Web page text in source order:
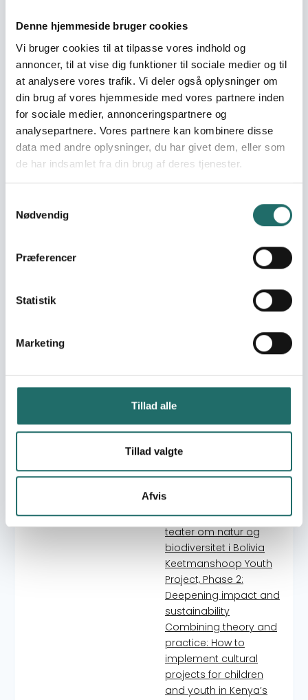
Denne hjemmeside bruger cookies
Vi bruger cookies til at tilpasse vores indhold og
annoncer, til at vise dig funktioner til sociale medier og til
at analysere vores trafik. Vi deler også oplysninger om
din brug af vores hjemmeside med vores partnere inden
for sociale medier, annonceringspartnere og
analysepartnere. Vores partnere kan kombinere disse
data med andre oplysninger, du har givet dem, eller som
de har indsamlet fra din brug af deres tjenester.
Nødvendig
Præferencer
Statistik
Marketing
Tillad alle
Tillad valgte
Afvis
børnehøjde
Tangaza 2 - Young
smartphone reporters
in the slum
TEATRO TRONO-turné:
Unge teaterfolk fra
Bolivia i dialog med
danske unge om klima
og AI
INCLUSION, ACCEPTANCE
AND SAFETY –
Film Greenhouse for
young people in El Alto,
Digital Civic Space for
Youth-Led Political
Participation in Kenya
Vida sin violencia
"Verdensmål på
landsbyscenen" - en
videodokumentar
Globale klima-artister
Global Stay Tours
The Great Green Wall -
visionært projekt
TEATRO TRONO-turné –
teater om natur og
biodiversitet i Bolivia
Keetmanshoop Youth
Project, Phase 2:
Deepening impact and
sustainability
Combining theory and
practice: How to
implement cultural
projects for children
and youth in Kenya’s